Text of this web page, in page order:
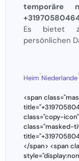
temporäre
Es bietet
persönlichen
Heim
›
Niederlande
›
<span
class="copy-
class="masked-
</span> <span